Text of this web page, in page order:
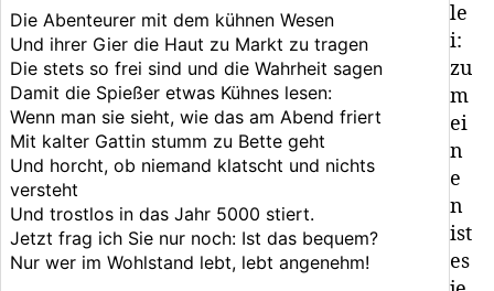
Die Abenteurer mit dem kühnen Wesen
Und ihrer Gier die Haut zu Markt zu tragen
Die stets so frei sind und die Wahrheit sagen
Damit die Spießer etwas Kühnes lesen:
Wenn man sie sieht, wie das am Abend friert
Mit kalter Gattin stumm zu Bette geht
Und horcht, ob niemand klatscht und nichts
versteht
Und trostlos in das Jahr 5000 stiert.
Jetzt frag ich Sie nur noch: Ist das bequem?
Nur wer im Wohlstand lebt, lebt angenehm!
le
i:
zu
m
ei
n
e
n
ist
es